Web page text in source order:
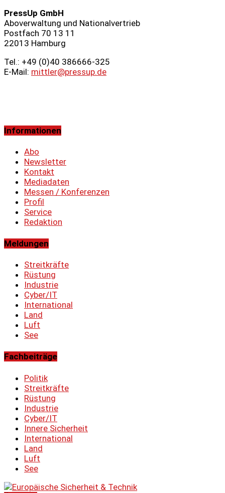
PressUp GmbH
Aboverwaltung und Nationalvertrieb
Postfach 70 13 11
22013 Hamburg
Tel.: +49 (0)40 386666‑325
E-Mail: mittler@pressup.de
Informationen
Abo
Newsletter
Kontakt
Mediadaten
Messen / Konferenzen
Profil
Service
Redaktion
Meldungen
Streitkräfte
Rüstung
Industrie
Cyber/IT
International
Land
Luft
See
Fachbeiträge
Politik
Streitkräfte
Rüstung
Industrie
Cyber/IT
Innere Sicherheit
International
Land
Luft
See